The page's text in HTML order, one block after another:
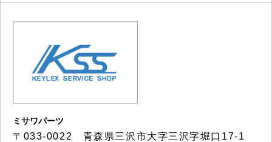
ミサワパーツ
〒033-0022 青森県三沢市大字三沢字堀口17-1